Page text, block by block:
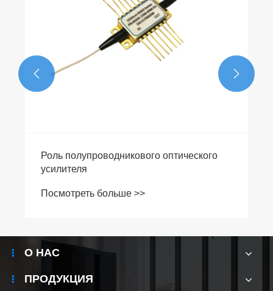
Роль полупроводникового оптического
усилителя
Посмотреть больше >>
 
О НАС
ПРОДУКЦИЯ